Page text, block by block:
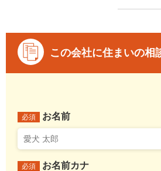
この会社に住まいの相
必須 お名前
必須 お名前カナ